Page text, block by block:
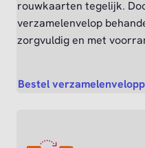
rouwkaarten tegelijk.
verzamelenvelop
zorgvuldig en met
Bestel